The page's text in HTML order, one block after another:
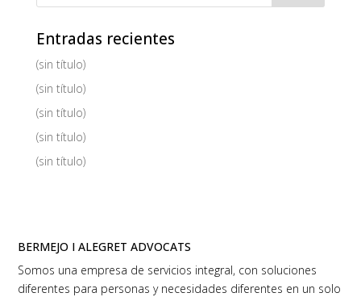
Entradas recientes
(sin título)
(sin título)
(sin título)
(sin título)
(sin título)
BERMEJO I ALEGRET ADVOCATS
Somos una empresa de servicios integral, con soluciones
diferentes para personas y necesidades diferentes en un solo